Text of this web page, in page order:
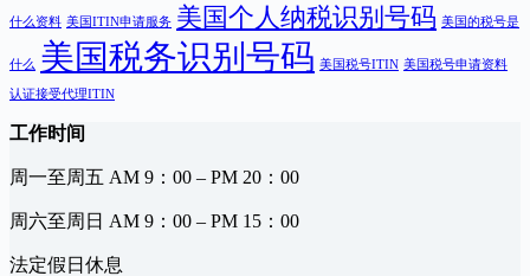
什么资料 美国ITIN申请服务 美国个人纳税识别号码 美国的税号是
什么 美国税务识别号码 美国税号ITIN 美国税号申请资料
认证接受代理ITIN
工作时间
周一至周五 AM 9：00 – PM 20：00
周六至周日 AM 9：00 – PM 15：00
法定假日休息